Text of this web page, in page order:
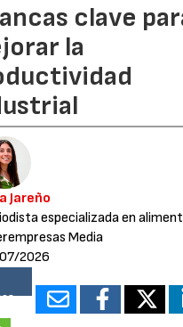
clave
la
Jareño
especializada en
Media
2026